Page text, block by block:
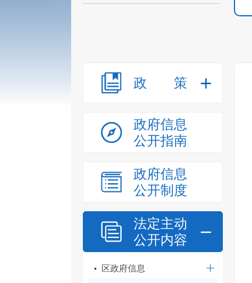
政策
政府信息
公开指南
政府信息
公开制度
法定主动
公开内容
区政府信息